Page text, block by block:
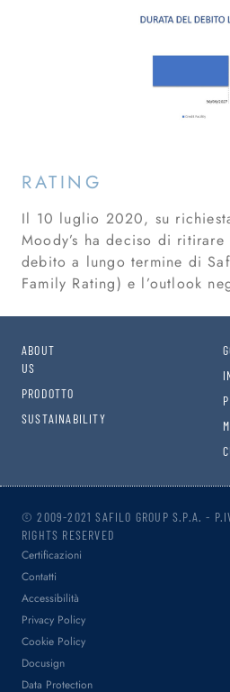
RATING
Il 10 luglio 2020, su
Moody’s ha deciso di ritirare
debito a lungo termine di
Family Rating) e l’outlook
ABOUT
US
PRODOTTO
SUSTAINABILITY
© 2009-2021 SAFILO GROUP S.P.A. -
RIGHTS RESERVED
Certificazioni
Contatti
Accessibilità
Privacy Policy
Cookie Policy
Docusign
Data Protection